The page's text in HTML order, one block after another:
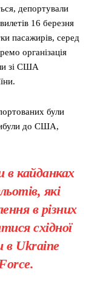
депортували
16 березня
пасажирів, серед
організація
зі США
були
до США,
кайданках
які
в різних
східної
в Ukraine